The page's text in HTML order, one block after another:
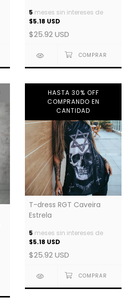
5 meses sin intereses de
$5.18 USD
$25.92 USD
HASTA 30% OFF
COMPRANDO EN
CANTIDAD
T-dress RGT Caveira
Estrela
5 meses sin intereses de
$5.18 USD
$25.92 USD